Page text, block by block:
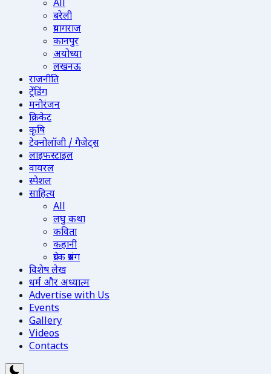
All
बरेली
प्रयागराज
कानपुर
अयोध्या
लखनऊ
राजनीति
ट्रेंडिंग
मनोरंजन
क्रिकेट
कृषि
टेक्नोलॉजी / गैजेट्स
लाइफस्टाइल
वायरल
स्पेशल
साहित्य
All
लघु कथा
कविता
कहानी
प्रेरक प्रसंग
विशेष लेख
धर्म और अध्यात्म
Advertise with Us
Events
Gallery
Videos
Contacts